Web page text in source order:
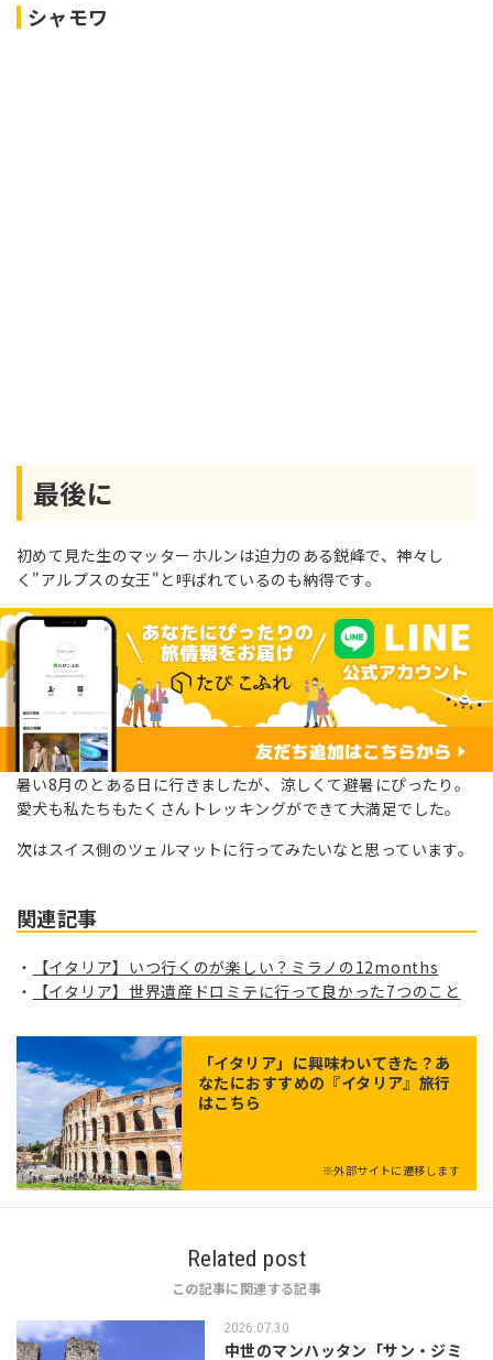
シャモワ
最後に
初めて見た生のマッターホルンは迫力のある鋭峰で、神々し
く"アルプスの女王"と呼ばれているのも納得です。
暑い8月のとある日に行きましたが、涼しくて避暑にぴったり。
愛犬も私たちもたくさんトレッキングができて大満足でした。
次はスイス側のツェルマットに行ってみたいなと思っています。
関連記事
【イタリア】いつ行くのが楽しい？ミラノの12months
【イタリア】世界遺産ドロミテに行って良かった7つのこと
「イタリア」に興味わいてきた？あ
なたにおすすめの『イタリア』旅行
はこちら
※外部サイトに遷移します
Related post
この記事に関連する記事
2026.07.30
中世のマンハッタン「サン・ジミ